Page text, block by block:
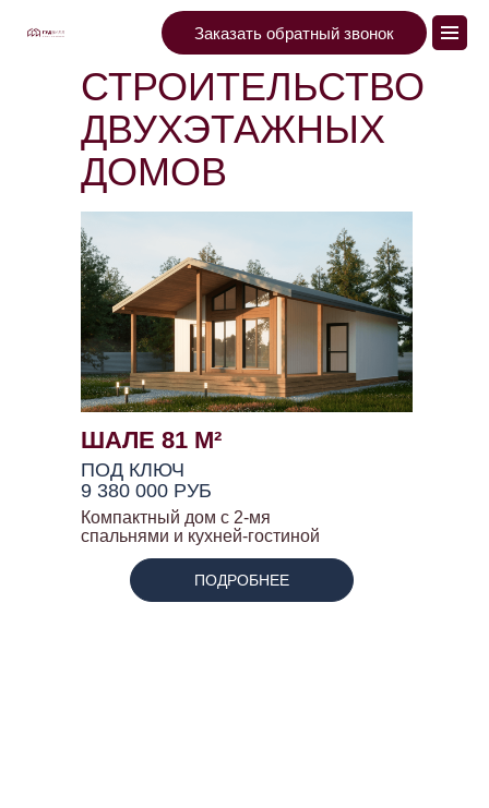
Заказать обратный звонок
ШАЛЕ 81 М²
ПОД КЛЮЧ
9 380 000 РУБ
Компактный дом с 2-мя
спальнями и кухней-гостиной
ПОДРОБНЕЕ
СТРОИТЕЛЬСТВО
ДВУХЭТАЖНЫХ
ДОМОВ